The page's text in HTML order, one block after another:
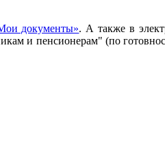
документы». А также в
и пенсионерам" (по